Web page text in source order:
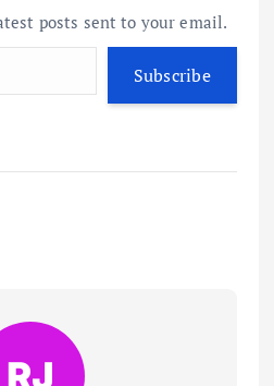
posts sent to your email.
Subscribe